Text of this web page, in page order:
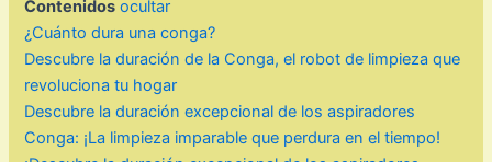
Contenidos ocultar
¿Cuánto dura una conga?
Descubre la duración de la Conga, el robot de limpieza que
revoluciona tu hogar
Descubre la duración excepcional de los aspiradores
Conga: ¡La limpieza imparable que perdura en el tiempo!